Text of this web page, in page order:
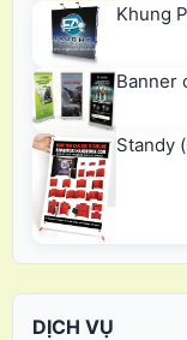
Khung
Banner
Standy
DỊCH VỤ